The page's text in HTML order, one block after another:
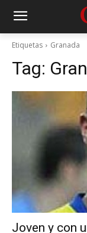
Etiquetas Granada
Tag:
Joven y con